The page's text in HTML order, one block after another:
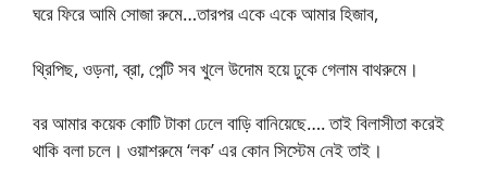
ঘরে ফিরে আমি সোজা রুমে…তারপর একে একে আমার হিজাব,
থ্রিপিছ, ওড়না, ব্রা, পেন্টি সব খুলে উদোম হয়ে ঢুকে গেলাম বাথরুমে।
বর আমার কয়েক কোটি টাকা ঢেলে বাড়ি বানিয়েছে…. তাই বিলাসীতা করেই
থাকি বলা চলে। ওয়াশরুমে ‘লক’ এর কোন সিস্টেম নেই তাই।